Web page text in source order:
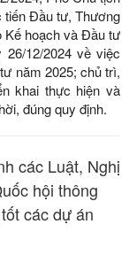
tiến Đầu tư, Thương
Kế hoạch và Đầu tư
12/2024 về việc
năm 2025; chủ trì,
khai thực hiện và
đúng quy định.
các Luật, Nghị
hội thông
các dự án